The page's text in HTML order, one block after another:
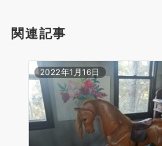
関連記事
2022年1月16日